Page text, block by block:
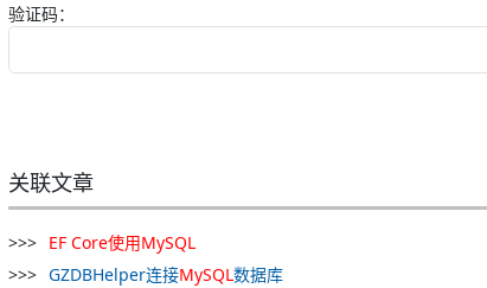
验证码：
关联文章
EF Core使用MySQL
GZDBHelper连接MySQL数据库